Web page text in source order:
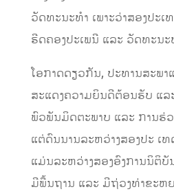
ວັດທະນະທຳ ເພາະວ່າສອງປະ
ຮີດຄອງປະເພນີ ແລະ ວັດທະນ
ໂອກາດດຽວກັນ, ປະທານສະພາ
ສະແດງຄວາມຍິນດີຕ້ອນຮັບ ແລ
ພົວພັນມິດຕະພາບ ແລະ ການຮ່
ແຕ່ດົນນານລະຫວ່າງສອງປະ ເທ
ແມ່ນລະຫວ່າງສອງອົງການນິຕິ
ມີພື້ນຖານ ແລະ ມີຖ່ວງທ່າຂະຫ